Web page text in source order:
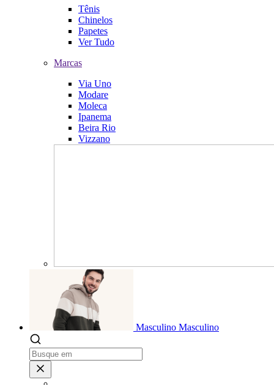
Tênis
Chinelos
Papetes
Ver Tudo
Marcas
Via Uno
Modare
Moleca
Ipanema
Beira Rio
Vizzano
Masculino Masculino